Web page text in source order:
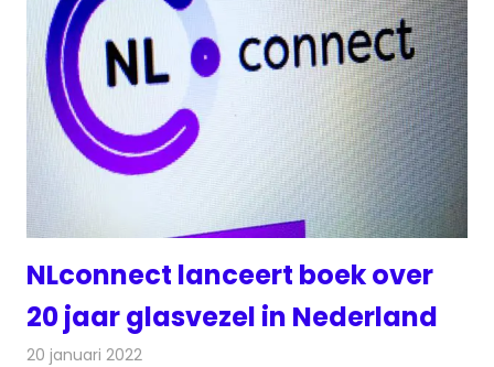
NLconnect lanceert boek over
20 jaar glasvezel in Nederland
20 januari 2022